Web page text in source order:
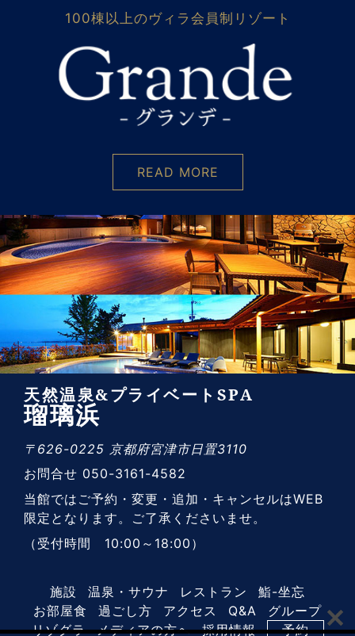
100棟以上のヴィラ会員制リゾート
READ MORE
天然温泉&プライベートSPA
瑠璃浜
〒626-0225 京都府宮津市日置3110
お問合せ 050-3161-4582
当館ではご予約・変更・追加・キャンセルはWEB
限定となります。ご了承くださいませ。
（受付時間 10:00～18:00）
施設 温泉・サウナ レストラン
鮨-坐忘
お部屋食
過ごし方 アクセス Q&A
グループ
リゾグラ
メディアの方へ 採用情報 予約